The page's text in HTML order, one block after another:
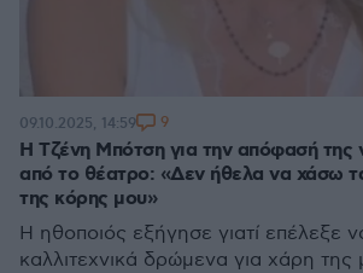
Η Τζένη Μπότση για την απόφασή της
από το θέατρο: «Δεν ήθελα να χάσω
της κόρης μου»
Η ηθοποιός εξήγησε γιατί επέλεξε
καλλιτεχνικά δρώμενα για χάρη της
09.10.2025, 14:59 9